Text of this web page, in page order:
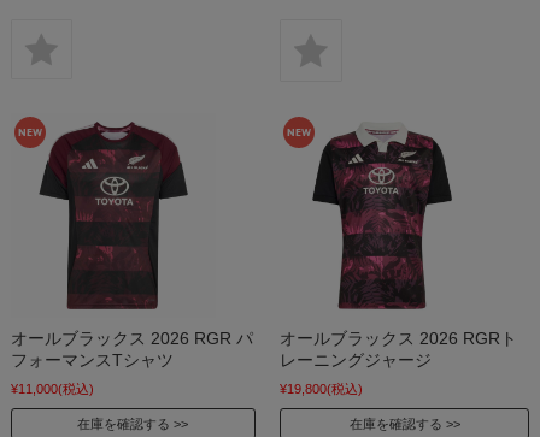
オールブラックス 2026 RGR パ
フォーマンスTシャツ
¥11,000(税込)
在庫を確認する
オールブラックス 2026 RGRト
レーニングジャージ
¥19,800(税込)
在庫を確認する